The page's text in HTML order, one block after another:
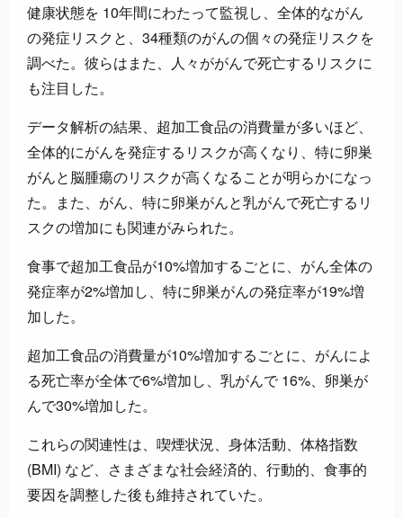
健康状態を 10年間にわたって監視し、全体的ながん
の発症リスクと、34種類のがんの個々の発症リスクを
調べた。彼らはまた、人々ががんで死亡するリスクに
も注目した。
データ解析の結果、超加工食品の消費量が多いほど、
全体的にがんを発症するリスクが高くなり、特に卵巣
がんと脳腫瘍のリスクが高くなることが明らかになっ
た。また、がん、特に卵巣がんと乳がんで死亡するリ
スクの増加にも関連がみられた。
食事で超加工食品が10%増加するごとに、がん全体の
発症率が2%増加し、特に卵巣がんの発症率が19%増
加した。
超加工食品の消費量が10%増加するごとに、がんによ
る死亡率が全体で6%増加し、乳がんで 16%、卵巣が
んで30%増加した。
これらの関連性は、喫煙状況、身体活動、体格指数
(BMI) など、さまざまな社会経済的、行動的、食事的
要因を調整した後も維持されていた。